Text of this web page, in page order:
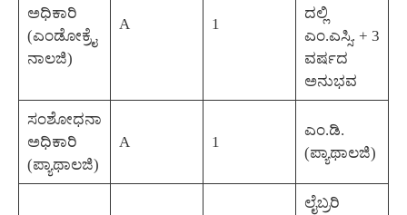
ಅಧಿಕಾರಿ
(ಎಂಡೋಕ್ರೈ
ನಾಲಜಿ)
A 1
ದಲ್ಲಿ
ಎಂ.ಎಸ್ಸಿ. + 3
ವರ್ಷದ
ಅನುಭವ
ಸಂಶೋಧನಾ
ಅಧಿಕಾರಿ
(ಪ್ಯಾಥಾಲಜಿ)
A 1
ಎಂ.ಡಿ.
(ಪ್ಯಾಥಾಲಜಿ)
ಲೈಬ್ರರಿ